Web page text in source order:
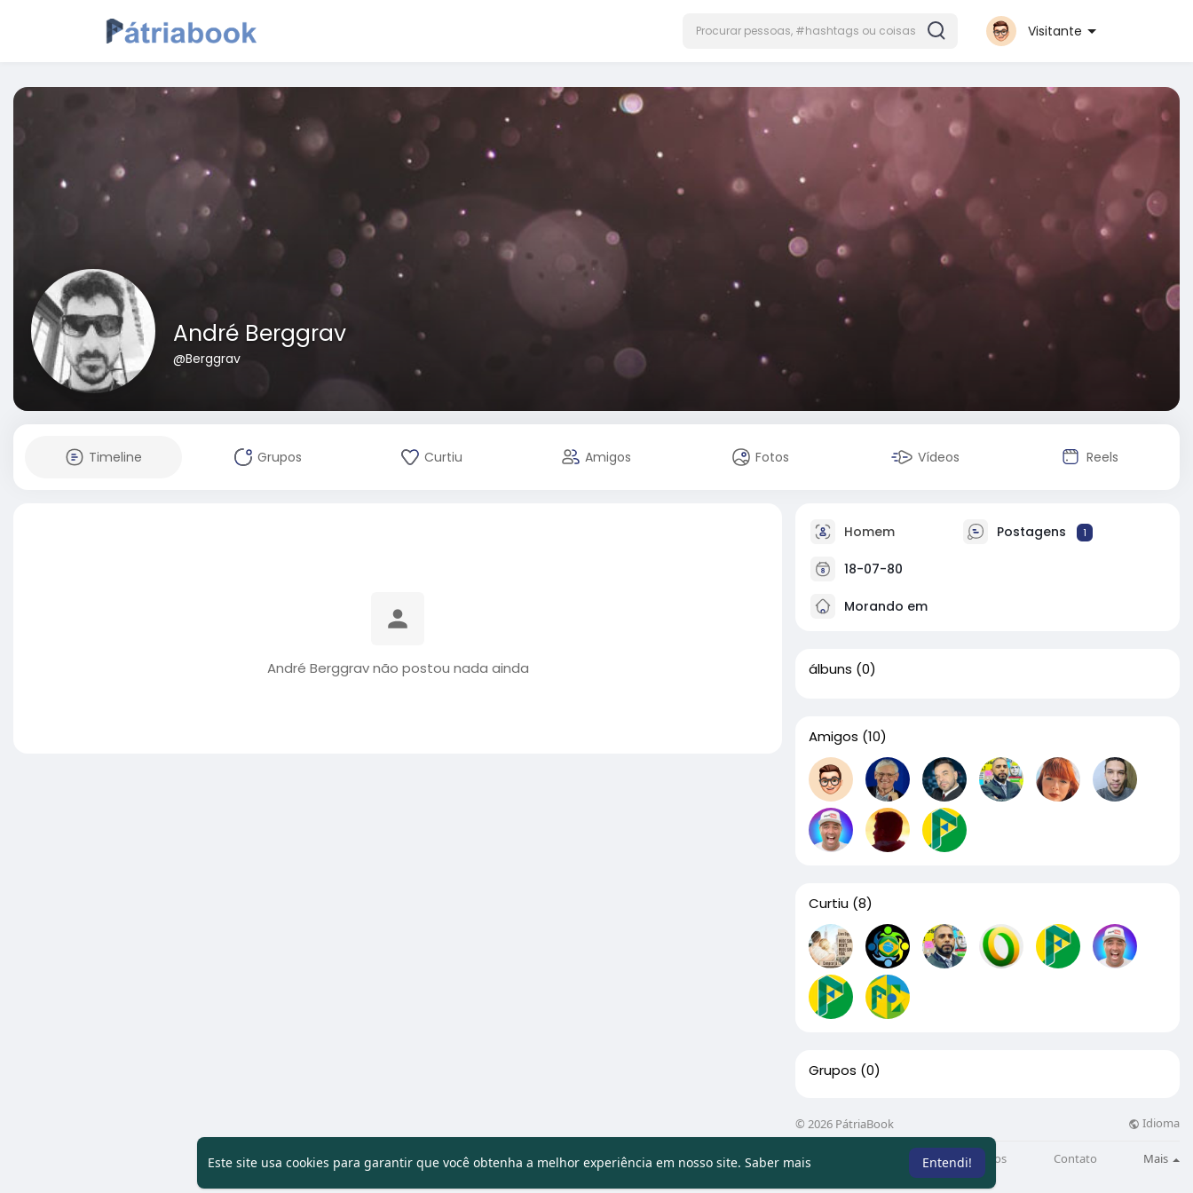
Este site usa cookies para garantir que você obtenha a melhor experiência em nosso site. Saber mais Entendi!
Visitante
André Berggrav
@Berggrav
Timeline Grupos Curtiu Amigos Fotos Vídeos Reels
André Berggrav não postou nada ainda
Homem Postagens 1
18-07-80
Morando em
álbuns (0)
Amigos (10)
Curtiu (8)
Grupos (0)
© 2026 PátriaBook Idioma
Sobre Artigos Contato Mais